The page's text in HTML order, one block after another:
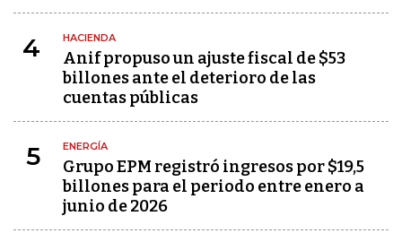
4 HACIENDA
Anif propuso un ajuste fiscal de $53
billones ante el deterioro de las
cuentas públicas
5 ENERGÍA
Grupo EPM registró ingresos por $19,5
billones para el periodo entre enero a
junio de 2026